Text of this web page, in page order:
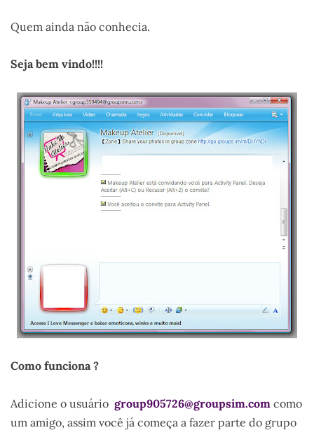
Quem ainda não conhecia.
Seja bem vindo!!!!
Como funciona ?
Adicione o usuário group905726@groupsim.com como
um amigo, assim você já começa a fazer parte do grupo